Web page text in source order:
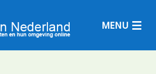
MENU